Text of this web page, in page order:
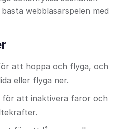
webbläsarspelen med
att hoppa och flyga, och
eller flyga ner.
för att inaktivera faror och